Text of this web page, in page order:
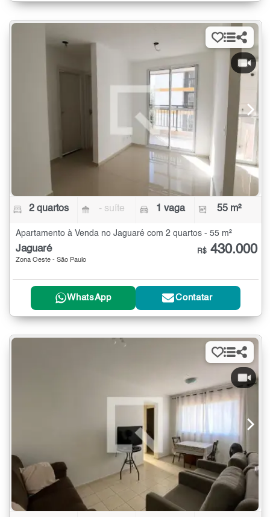
2 quartos - suíte 1 vaga 55 m²
Apartamento à Venda no Jaguaré com 2 quartos - 55 m²
Jaguaré
Zona Oeste - São Paulo
R$ 430.000
WhatsApp Contatar